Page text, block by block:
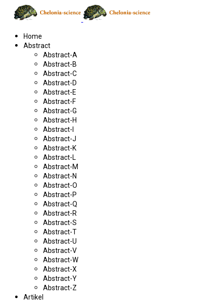
Home
Abstract
Abstract-A
Abstract-B
Abstract-C
Abstract-D
Abstract-E
Abstract-F
Abstract-G
Abstract-H
Abstract-I
Abstract-J
Abstract-K
Abstract-L
Abstract-M
Abstract-N
Abstract-O
Abstract-P
Abstract-Q
Abstract-R
Abstract-S
Abstract-T
Abstract-U
Abstract-V
Abstract-W
Abstract-X
Abstract-Y
Abstract-Z
Artikel